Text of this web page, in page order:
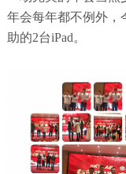
年会每年都不例外，
助的2台iPad。